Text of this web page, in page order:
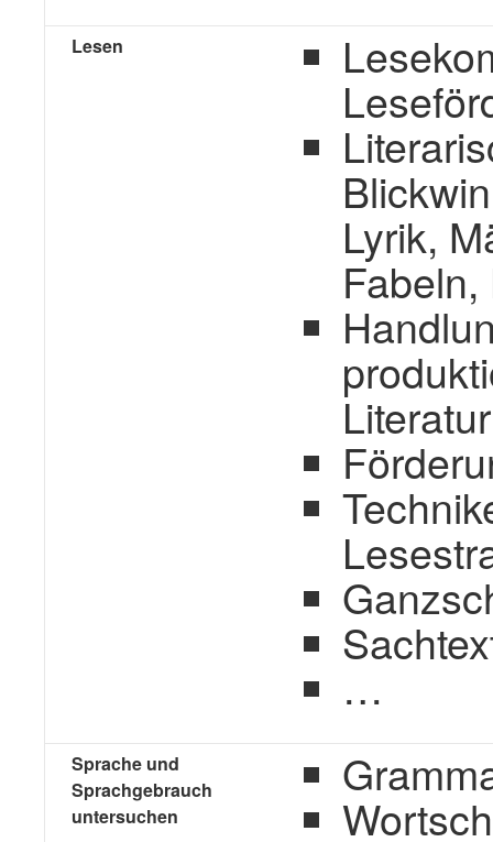
Lesen
Lyrik,
…
Sprache und
Sprachgebrauch
untersuchen